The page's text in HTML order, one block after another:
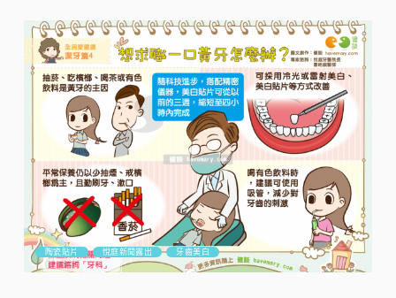
陶瓷貼片 悅庭新聞露出 牙齒美白